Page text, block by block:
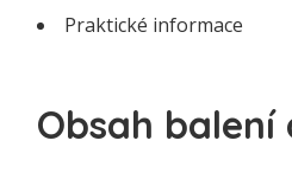
Praktické informace
Obsah